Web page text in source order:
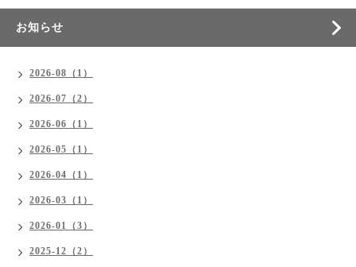
お知らせ
2026-08（1）
2026-07（2）
2026-06（1）
2026-05（1）
2026-04（1）
2026-03（1）
2026-01（3）
2025-12（2）